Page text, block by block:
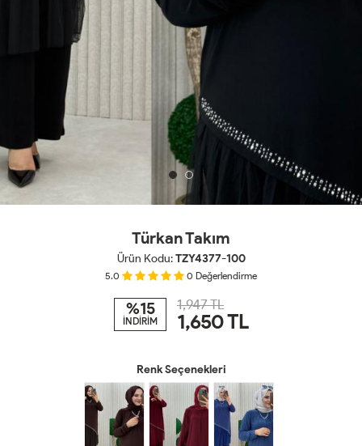
Türkan Takım
Ürün Kodu:TZY4377-100
5.0 0 Değerlendirme
%15
İNDİRİM
1,947 TL
1,650TL
Renk Seçenekleri